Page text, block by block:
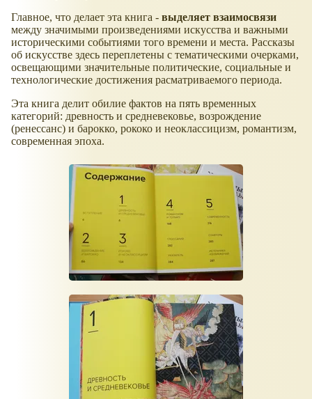
Главное, что делает эта книга - выделяет взаимосвязи
между значимыми произведениями искусства и важными
историческими событиями того времени и места. Рассказы
об искусстве здесь переплетены с тематическими очерками,
освещающими значительные политические, социальные и
технологические достижения расматриваемого периода.
Эта книга делит обилие фактов на пять временных
категорий: древность и средневековье, возрождение
(ренессанс) и барокко, рококо и неоклассицизм, романтизм,
современная эпоха.